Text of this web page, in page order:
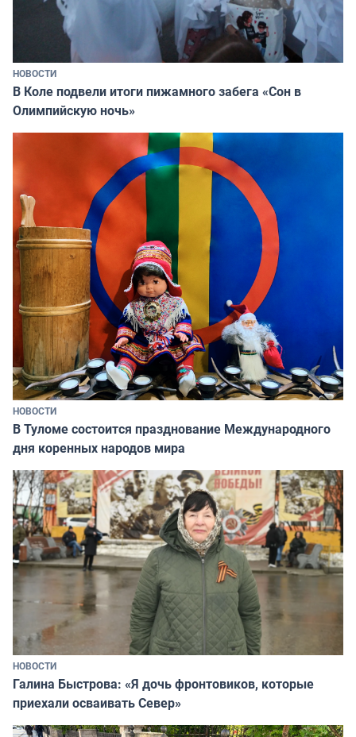
НОВОСТИ
В Коле подвели итоги пижамного забега «Сон в
Олимпийскую ночь»
НОВОСТИ
В Туломе состоится празднование Международного
дня коренных народов мира
НОВОСТИ
Галина Быстрова: «Я дочь фронтовиков, которые
приехали осваивать Север»